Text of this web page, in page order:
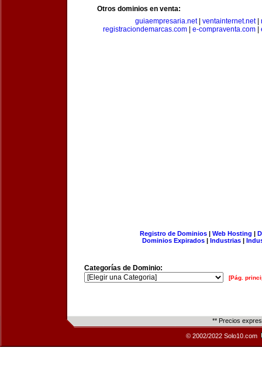
Otros dominios en venta:
guiaempresaria.net| ventainternet.net|
registraciondemarcas.com| e-compraventa.com|
Registro de Dominios| Web Hosting |
Dominios Expirados | Industrias |
Categorías de Dominio:
[Pág.
** Precios
© 2002/2022 Solo10.com